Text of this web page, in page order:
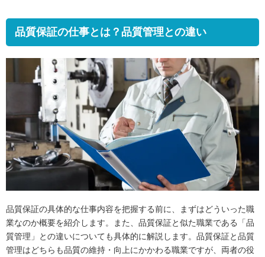
品質保証の仕事とは？品質管理との違い
品質保証の具体的な仕事内容を把握する前に、まずはどういった職
業なのか概要を紹介します。また、品質保証と似た職業である「品
質管理」との違いについても具体的に解説します。品質保証と品質
管理はどちらも品質の維持・向上にかかわる職業ですが、両者の役